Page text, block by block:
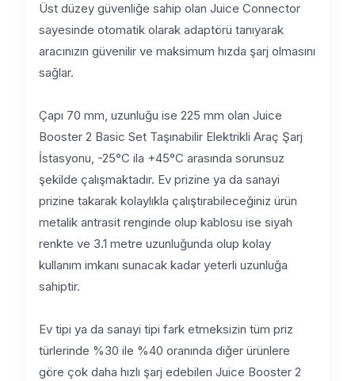
Üst düzey güvenliğe sahip olan Juice Connector
sayesinde otomatik olarak adaptörü tanıyarak
aracınızın güvenilir ve maksimum hızda şarj olmasını
sağlar.
Çapı 70 mm, uzunluğu ise 225 mm olan Juice
Booster 2 Basic Set Taşınabilir Elektrikli Araç Şarj
İstasyonu, -25°C ila +45°C arasında sorunsuz
şekilde çalışmaktadır. Ev prizine ya da sanayi
prizine takarak kolaylıkla çalıştırabileceğiniz ürün
metalik antrasit renginde olup kablosu ise siyah
renkte ve 3.1 metre uzunluğunda olup kolay
kullanım imkanı sunacak kadar yeterli uzunluğa
sahiptir.
Ev tipi ya da sanayi tipi fark etmeksizin tüm priz
türlerinde %30 ile %40 oranında diğer ürünlere
göre çok daha hızlı şarj edebilen Juice Booster 2